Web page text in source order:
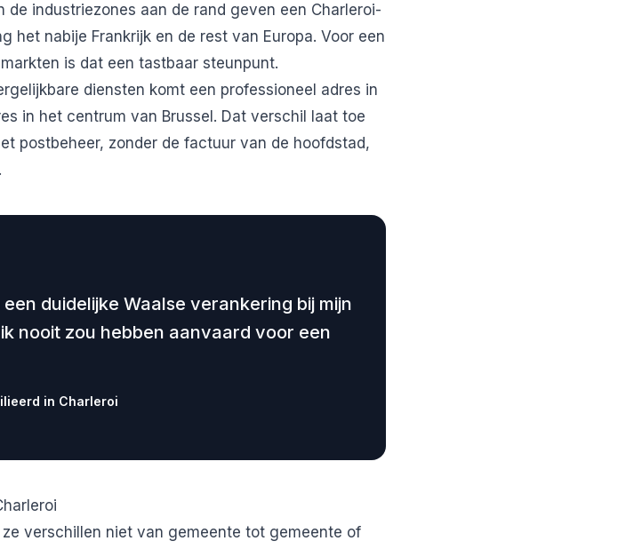
de industriezones aan de rand geven een Charleroi-
het nabije Frankrijk en de rest van Europa. Voor een
is dat een tastbaar steunpunt.
diensten komt een professioneel adres in
in het centrum van Brussel. Dat verschil laat toe
postbeheer, zonder de factuur van de hoofdstad,
duidelijke Waalse verankering bij mijn
nooit zou hebben aanvaard voor een
in Charleroi
verschillen niet van gemeente tot gemeente of